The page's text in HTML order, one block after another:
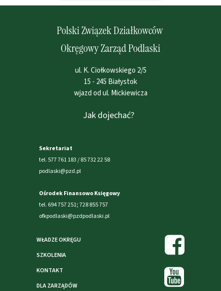
Jak dojechać?
Polski Związek Działkowców
Okręgowy Zarząd Podlaski
ul. K. Ciołkowskiego 2/5
15 - 245 Białystok
wjazd od ul. Mickiewicza
Sekretariat
tel. 577 761 183 / 85 732 22 58
podlaski@pzd.pl
Ośrodek Finansowo Księgowy
tel. 694 757 251; 728 855 757
ofkpodlaski@pzdpodlaski.pl
WŁADZE OKRĘGU
SZKOLENIA
KONTAKT
DLA ZARZĄDÓW